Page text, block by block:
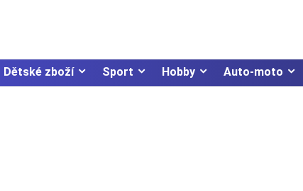
Dětské zboží Sport Hobby Auto-moto